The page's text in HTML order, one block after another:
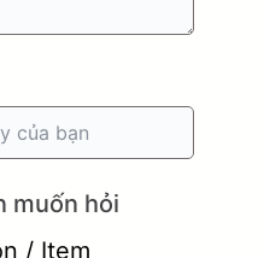
muốn hỏi
/ Item